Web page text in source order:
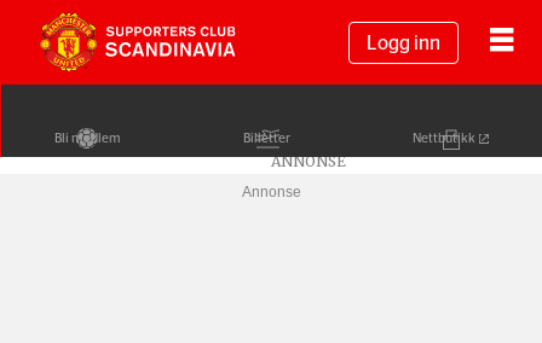
Logg inn
Bli medlem Billetter Nettbutikk
Annonse